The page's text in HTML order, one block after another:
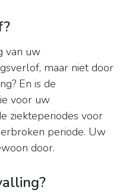
van uw
maar niet door
En is de
voor uw
ziekteperiodes voor
periode. Uw
door.